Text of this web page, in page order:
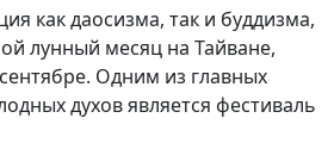
как даосизма, так и буддизма,
лунный месяц на Тайване,
Одним из главных
духов является фестиваль